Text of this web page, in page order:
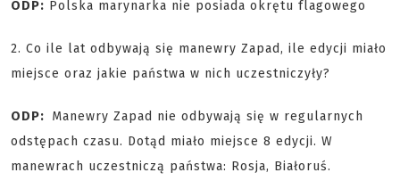
ODP: Polska marynarka nie posiada okrętu flagowego
2. Co ile lat odbywają się manewry Zapad, ile edycji miało
miejsce oraz jakie państwa w nich uczestniczyły?
ODP: Manewry Zapad nie odbywają się w regularnych
odstępach czasu. Dotąd miało miejsce 8 edycji. W
manewrach uczestniczą państwa: Rosja, Białoruś.